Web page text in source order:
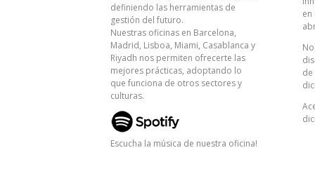
definiendo las herramientas de
gestión del futuro.
Nuestras oficinas en Barcelona,
Madrid, Lisboa, Miami, Casablanca y
Riyadh nos permiten ofrecerte las
mejores prácticas, adoptando lo
que funciona de otros sectores y
culturas.
Escucha la música de nuestra oficina!
de